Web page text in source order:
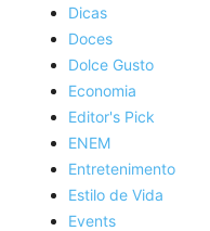
Dicas
Doces
Dolce Gusto
Economia
Editor's Pick
ENEM
Entretenimento
Estilo de Vida
Events